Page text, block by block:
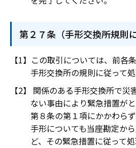
第２７条（手形交換所規則
この取引については、前各
手形交換所の規則に従って
関係のある手形交換所で災
ない事由により緊急措置が
第８条の第１項にかかわら
手形についても当座勘定か
ど、その緊急措置に従って